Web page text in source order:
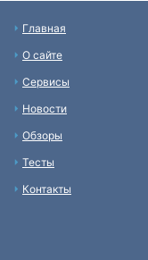
Главная
О сайте
Сервисы
Новости
Обзоры
Тесты
Контакты